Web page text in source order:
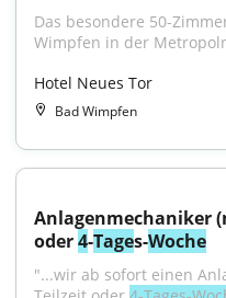
Das besondere 50-
Wimpfen in der
Hotel Neues Tor
Bad Wimpfen
Anlagenmechaniker
oder 4-Tages-Woche
"...wir ab sofort einen